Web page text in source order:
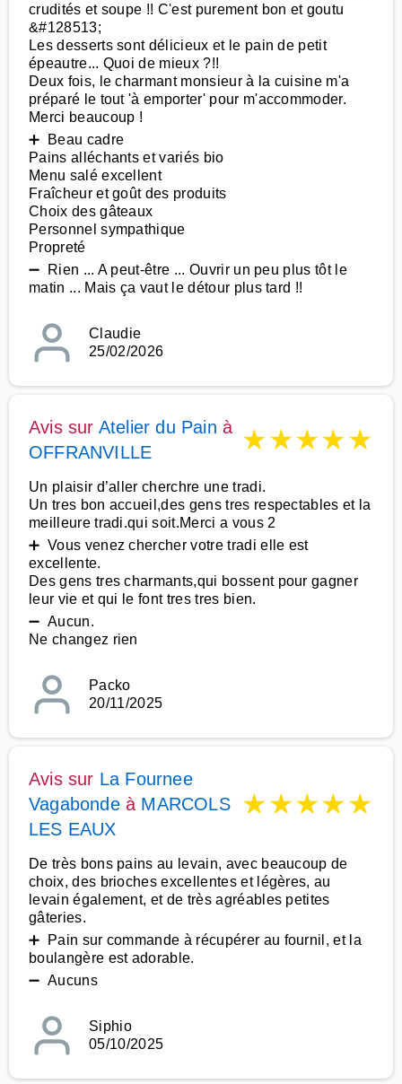
crudités et soupe !! C'est purement bon et goutu
&#128513;
Les desserts sont délicieux et le pain de petit
épeautre... Quoi de mieux ?!!
Deux fois, le charmant monsieur à la cuisine m'a
préparé le tout 'à emporter' pour m'accommoder.
Merci beaucoup !
➕ Beau cadre
Pains alléchants et variés bio
Menu salé excellent
Fraîcheur et goût des produits
Choix des gâteaux
Personnel sympathique
Propreté
➖ Rien ... A peut-être ... Ouvrir un peu plus tôt le
matin ... Mais ça vaut le détour plus tard !!
Claudie
25/02/2026
Avis sur Atelier du Pain à
OFFRANVILLE
★★★★★
Un plaisir d’aller cherchre une tradi.
Un tres bon accueil,des gens tres respectables et la
meilleure tradi.qui soit.Merci a vous 2
➕ Vous venez chercher votre tradi elle est
excellente.
Des gens tres charmants,qui bossent pour gagner
leur vie et qui le font tres tres bien.
➖ Aucun.
Ne changez rien
Packo
20/11/2025
Avis sur La Fournee
Vagabondeà MARCOLS
LES EAUX
★★★★★
De très bons pains au levain, avec beaucoup de
choix, des brioches excellentes et légères, au
levain également, et de très agréables petites
gâteries.
➕ Pain sur commande à récupérer au fournil, et la
boulangère est adorable.
➖ Aucuns
Siphio
05/10/2025